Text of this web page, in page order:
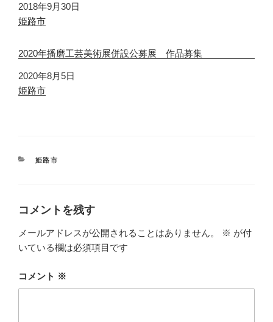
日付
2018年9月30日
関連理由
姫路市
2020年播磨工芸美術展併設公募展 作品募集
日付
2020年8月5日
関連理由
姫路市
カ
姫路市
コメントを残す
メールアドレスが公開されることはありません。 ※ が付
いている欄は必須項目です
コメント ※